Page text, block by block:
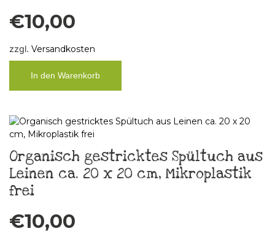
€10,00
zzgl. Versandkosten
In den Warenkorb
Organisch gestricktes Spültuch aus
Leinen ca. 20 x 20 cm, Mikroplastik
frei
€10,00